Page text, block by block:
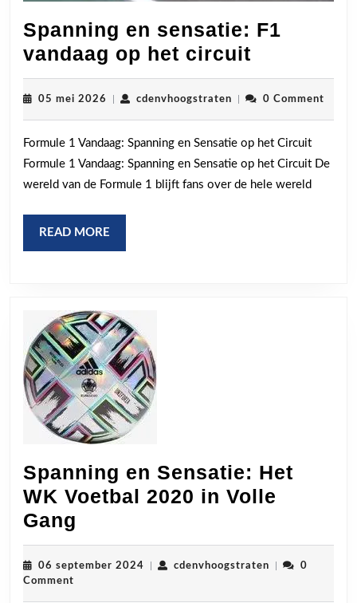
Spanning en sensatie: F1
vandaag op het circuit
en
sensatie:
F1
vandaag
op
05 mei 2026 cdenvhoogstratencdenvhoogstraten
0 Comment
Formule 1 Vandaag: Spanning en Sensatie op het Circuit
Formule 1 Vandaag: Spanning en Sensatie op het Circuit De
wereld van de Formule 1 blijft fans over de hele wereld
READ MORE
MORE
Spanning en Sensatie: Het
WK Voetbal 2020 in Volle
Gang
en
Sensatie:
06 september 2024 cdenvhoogstraten
0
Comment